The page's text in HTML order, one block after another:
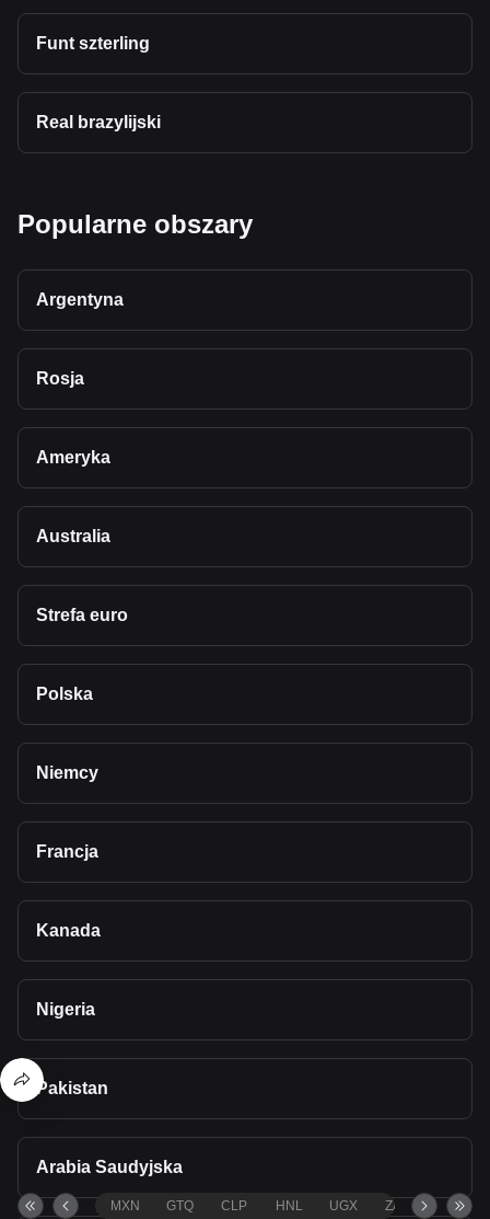
Funt szterling
Real brazylijski
Popularne obszary
Argentyna
Rosja
Ameryka
Australia
Strefa euro
Polska
Niemcy
Francja
Kanada
Nigeria
Pakistan
Arabia Saudyjska
MXN GTQ CLP HNL UGX ZAR TND